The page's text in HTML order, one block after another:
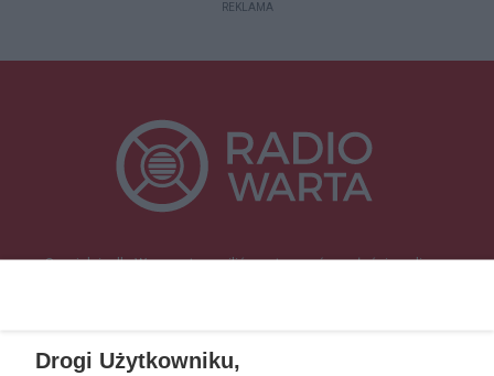
REKLAMA
Specjalnie dla Was postanowiliśmy stworzyć rozgłośnię radiową
Śrem, Jarocin, Gniezno, Ostrów Wlkp.).
Drogi Użytkowniku,